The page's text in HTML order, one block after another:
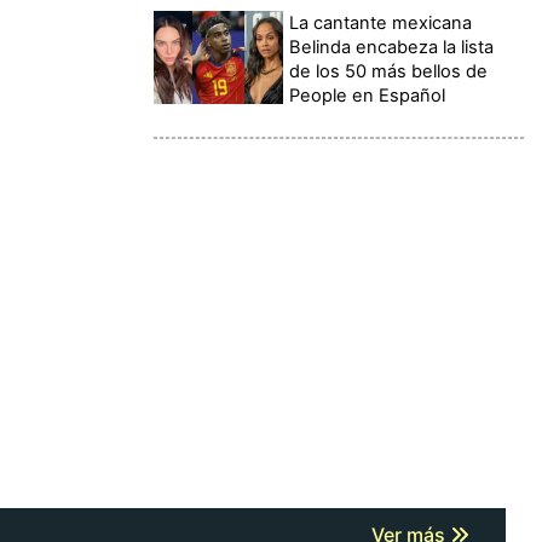
La cantante mexicana
Belinda encabeza la lista
de los 50 más bellos de
People en Español
Ver más